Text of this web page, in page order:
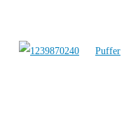
Puffer